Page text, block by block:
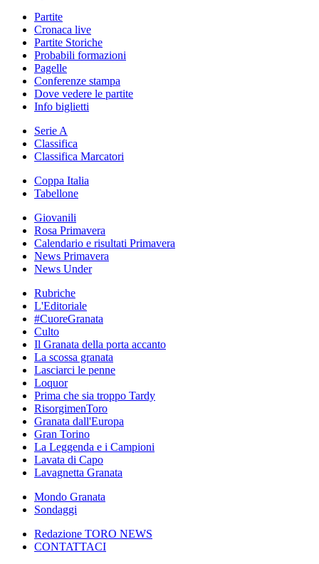
Partite
Cronaca live
Partite Storiche
Probabili formazioni
Pagelle
Conferenze stampa
Dove vedere le partite
Info biglietti
Serie A
Classifica
Classifica Marcatori
Coppa Italia
Tabellone
Giovanili
Rosa Primavera
Calendario e risultati Primavera
News Primavera
News Under
Rubriche
L'Editoriale
#CuoreGranata
Culto
Il Granata della porta accanto
La scossa granata
Lasciarci le penne
Loquor
Prima che sia troppo Tardy
RisorgimenToro
Granata dall'Europa
Gran Torino
La Leggenda e i Campioni
Lavata di Capo
Lavagnetta Granata
Mondo Granata
Sondaggi
Redazione TORO NEWS
CONTATTACI